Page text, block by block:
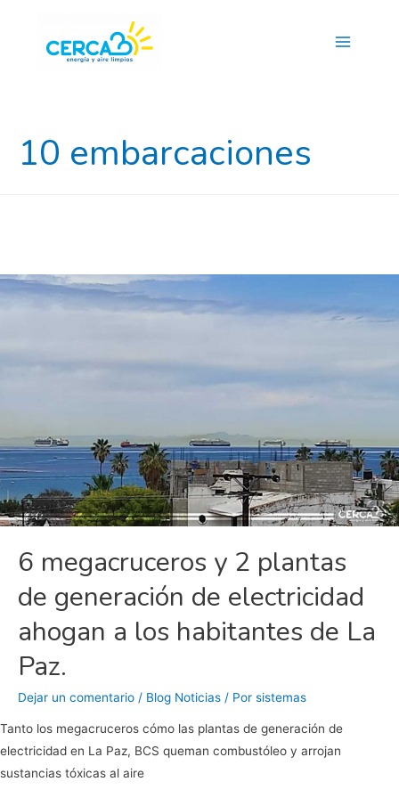
10 embarcaciones
6 megacruceros y 2 plantas
de generación de electricidad
ahogan a los habitantes de La
Paz.
Dejar un comentario / Blog Noticias / Por sistemas
Tanto los megacruceros cómo las plantas de generación de
electricidad en La Paz, BCS queman combustóleo y arrojan
sustancias tóxicas al aire